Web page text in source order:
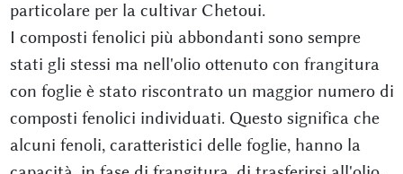
particolare per la cultivar Chetoui.
I composti fenolici più abbondanti sono sempre
stati gli stessi ma nell'olio ottenuto con frangitura
con foglie è stato riscontrato un maggior numero di
composti fenolici individuati. Questo significa che
alcuni fenoli, caratteristici delle foglie, hanno la